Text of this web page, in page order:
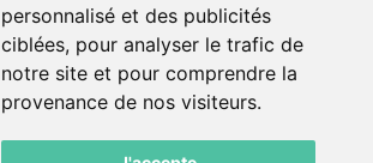
personnalisé et des publicités
ciblées, pour analyser le trafic de
notre site et pour comprendre la
provenance de nos visiteurs.